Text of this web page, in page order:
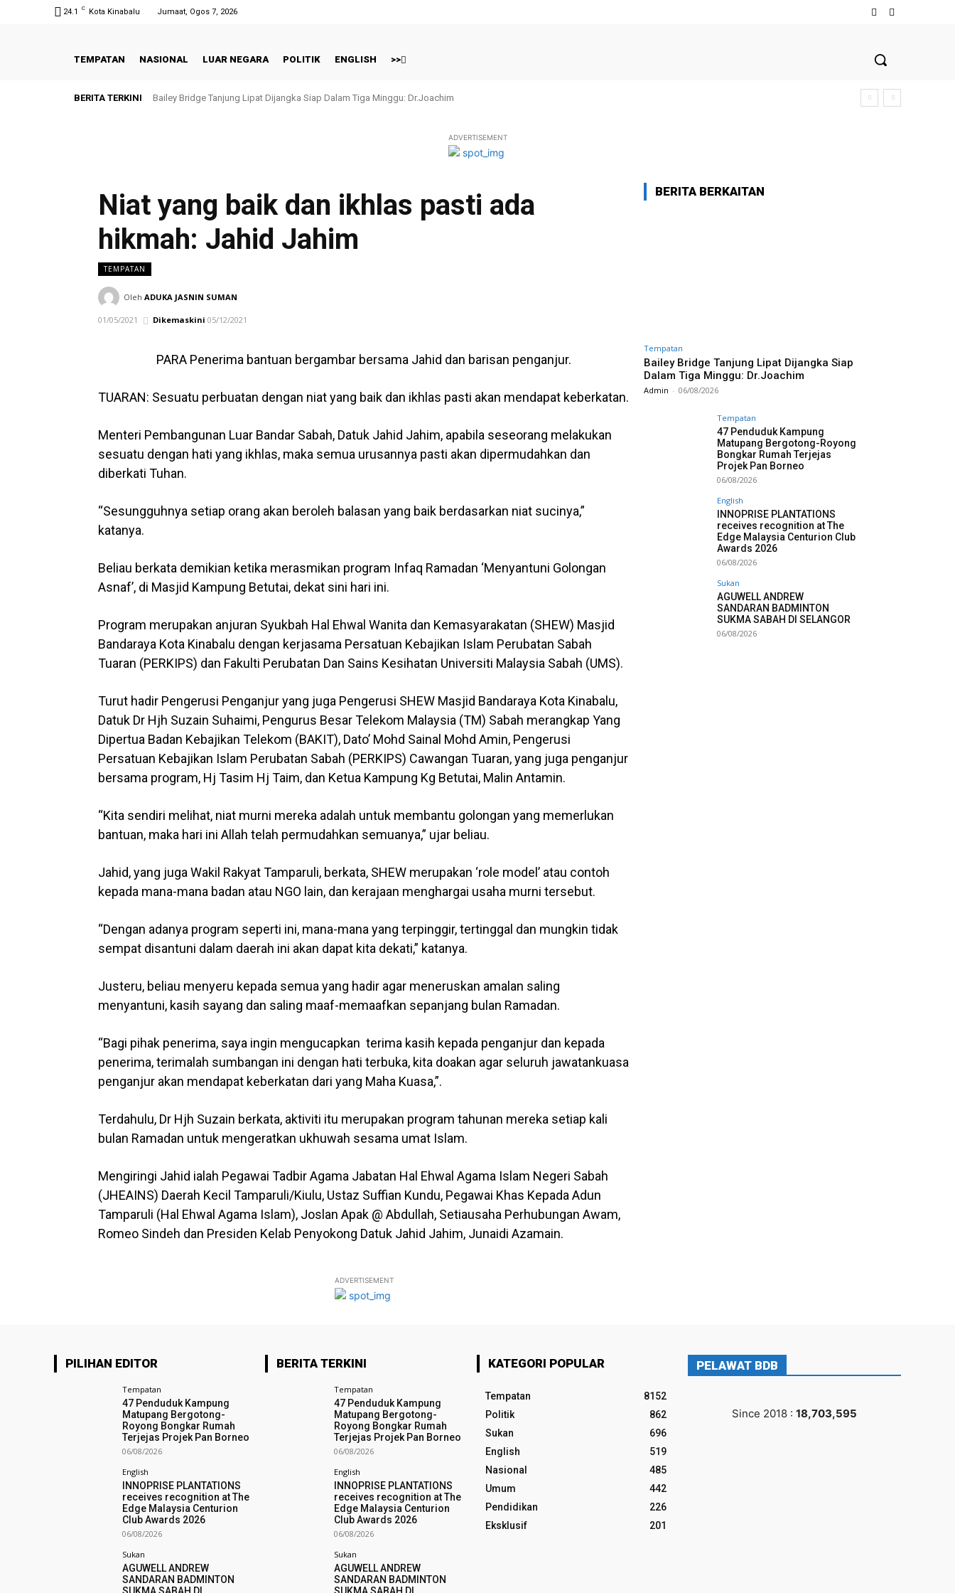
24.1 C Kota Kinabalu Jumaat, Ogos 7, 2026
TEMPATAN NASIONAL LUAR NEGARA POLITIK ENGLISH >>
BERITA TERKINI Bailey Bridge Tanjung Lipat Dijangka Siap Dalam Tiga Minggu: Dr.Joachim
ADVERTISEMENT
Niat yang baik dan ikhlas pasti ada
hikmah: Jahid Jahim
TEMPATAN
Oleh ADUKA JASNIN SUMAN
01/05/2021 Dikemaskini 05/12/2021
PARA Penerima bantuan bergambar bersama Jahid dan barisan penganjur.
TUARAN: Sesuatu perbuatan dengan niat yang baik dan ikhlas pasti akan mendapat keberkatan.
Menteri Pembangunan Luar Bandar Sabah, Datuk Jahid Jahim, apabila seseorang melakukan
sesuatu dengan hati yang ikhlas, maka semua urusannya pasti akan dipermudahkan dan
diberkati Tuhan.
“Sesungguhnya setiap orang akan beroleh balasan yang baik berdasarkan niat sucinya,”
katanya.
Beliau berkata demikian ketika merasmikan program Infaq Ramadan ‘Menyantuni Golongan
Asnaf’, di Masjid Kampung Betutai, dekat sini hari ini.
Program merupakan anjuran Syukbah Hal Ehwal Wanita dan Kemasyarakatan (SHEW) Masjid
Bandaraya Kota Kinabalu dengan kerjasama Persatuan Kebajikan Islam Perubatan Sabah
Tuaran (PERKIPS) dan Fakulti Perubatan Dan Sains Kesihatan Universiti Malaysia Sabah (UMS).
Turut hadir Pengerusi Penganjur yang juga Pengerusi SHEW Masjid Bandaraya Kota Kinabalu,
Datuk Dr Hjh Suzain Suhaimi, Pengurus Besar Telekom Malaysia (TM) Sabah merangkap Yang
Dipertua Badan Kebajikan Telekom (BAKIT), Dato’ Mohd Sainal Mohd Amin, Pengerusi
Persatuan Kebajikan Islam Perubatan Sabah (PERKIPS) Cawangan Tuaran, yang juga penganjur
bersama program, Hj Tasim Hj Taim, dan Ketua Kampung Kg Betutai, Malin Antamin.
“Kita sendiri melihat, niat murni mereka adalah untuk membantu golongan yang memerlukan
bantuan, maka hari ini Allah telah permudahkan semuanya,” ujar beliau.
Jahid, yang juga Wakil Rakyat Tamparuli, berkata, SHEW merupakan ‘role model’ atau contoh
kepada mana-mana badan atau NGO lain, dan kerajaan menghargai usaha murni tersebut.
“Dengan adanya program seperti ini, mana-mana yang terpinggir, tertinggal dan mungkin tidak
sempat disantuni dalam daerah ini akan dapat kita dekati,” katanya.
Justeru, beliau menyeru kepada semua yang hadir agar meneruskan amalan saling
menyantuni, kasih sayang dan saling maaf-memaafkan sepanjang bulan Ramadan.
“Bagi pihak penerima, saya ingin mengucapkan terima kasih kepada penganjur dan kepada
penerima, terimalah sumbangan ini dengan hati terbuka, kita doakan agar seluruh jawatankuasa
penganjur akan mendapat keberkatan dari yang Maha Kuasa,”.
Terdahulu, Dr Hjh Suzain berkata, aktiviti itu merupakan program tahunan mereka setiap kali
bulan Ramadan untuk mengeratkan ukhuwah sesama umat Islam.
Mengiringi Jahid ialah Pegawai Tadbir Agama Jabatan Hal Ehwal Agama Islam Negeri Sabah
(JHEAINS) Daerah Kecil Tamparuli/Kiulu, Ustaz Suffian Kundu, Pegawai Khas Kepada Adun
Tamparuli (Hal Ehwal Agama Islam), Joslan Apak @ Abdullah, Setiausaha Perhubungan Awam,
Romeo Sindeh dan Presiden Kelab Penyokong Datuk Jahid Jahim, Junaidi Azamain.
ADVERTISEMENT
BERITA BERKAITAN
Tempatan
Bailey Bridge Tanjung Lipat Dijangka Siap
Dalam Tiga Minggu: Dr.Joachim
Admin - 06/08/2026
Tempatan
47 Penduduk Kampung
Matupang Bergotong-Royong
Bongkar Rumah Terjejas
Projek Pan Borneo
06/08/2026
English
INNOPRISE PLANTATIONS
receives recognition at The
Edge Malaysia Centurion Club
Awards 2026
06/08/2026
Sukan
AGUWELL ANDREW
SANDARAN BADMINTON
SUKMA SABAH DI SELANGOR
06/08/2026
PILIHAN EDITOR
Tempatan
47 Penduduk Kampung
Matupang Bergotong-
Royong Bongkar Rumah
Terjejas Projek Pan Borneo
06/08/2026
English
INNOPRISE PLANTATIONS
receives recognition at The
Edge Malaysia Centurion
Club Awards 2026
06/08/2026
Sukan
AGUWELL ANDREW
SANDARAN BADMINTON
BERITA TERKINI
Tempatan
47 Penduduk Kampung
Matupang Bergotong-
Royong Bongkar Rumah
Terjejas Projek Pan Borneo
06/08/2026
English
INNOPRISE PLANTATIONS
receives recognition at The
Edge Malaysia Centurion
Club Awards 2026
06/08/2026
Sukan
AGUWELL ANDREW
SANDARAN BADMINTON
KATEGORI POPULAR
Tempatan
8152
Politik
862
Sukan
696
English
519
Nasional
485
Umum
442
Pendidikan
226
Eksklusif
201
PELAWAT BDB
Since 2018 : 18,703,595